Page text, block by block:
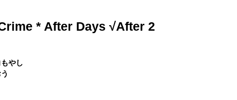
* After Days √After 2
やし